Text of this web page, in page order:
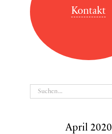
Kontakt
Suche
April 2020